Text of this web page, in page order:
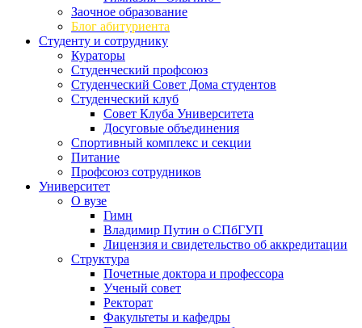
Заочное образование
Блог абитуриента
Студенту и сотруднику
Кураторы
Студенческий профсоюз
Студенческий Совет Дома студентов
Студенческий клуб
Совет Клуба Университета
Досуговые объединения
Спортивный комплекс и секции
Питание
Профсоюз сотрудников
Университет
О вузе
Гимн
Владимир Путин о СПбГУП
Лицензия и свидетельство об аккредитации
Структура
Почетные доктора и профессора
Ученый совет
Ректорат
Факультеты и кафедры